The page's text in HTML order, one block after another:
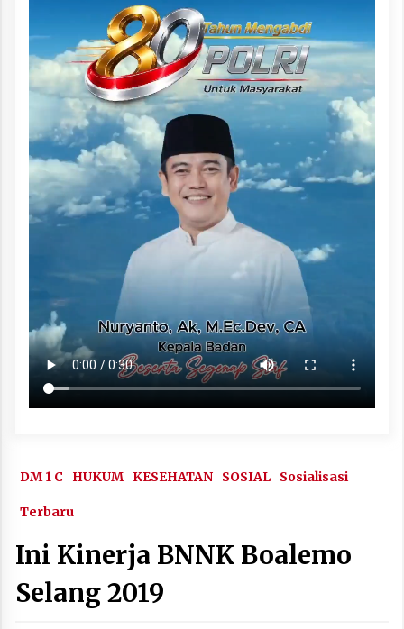
DM 1 C HUKUM KESEHATAN SOSIAL Sosialisasi
Terbaru
Ini Kinerja BNNK Boalemo
Selang 2019